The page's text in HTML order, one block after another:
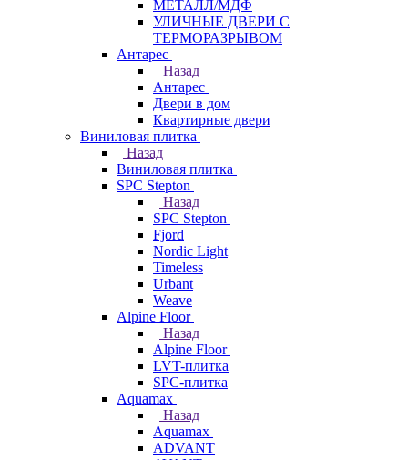
МЕТАЛЛ/МДФ
УЛИЧНЫЕ ДВЕРИ С
ТЕРМОРАЗРЫВОМ
Антарес
Назад
Антарес
Двери в дом
Квартирные двери
Виниловая плитка
Назад
Виниловая плитка
SPC Stepton
Назад
SPC Stepton
Fjord
Nordic Light
Timeless
Urbant
Weave
Alpine Floor
Назад
Alpine Floor
LVT-плитка
SPC-плитка
Aquamax
Назад
Aquamax
ADVANT